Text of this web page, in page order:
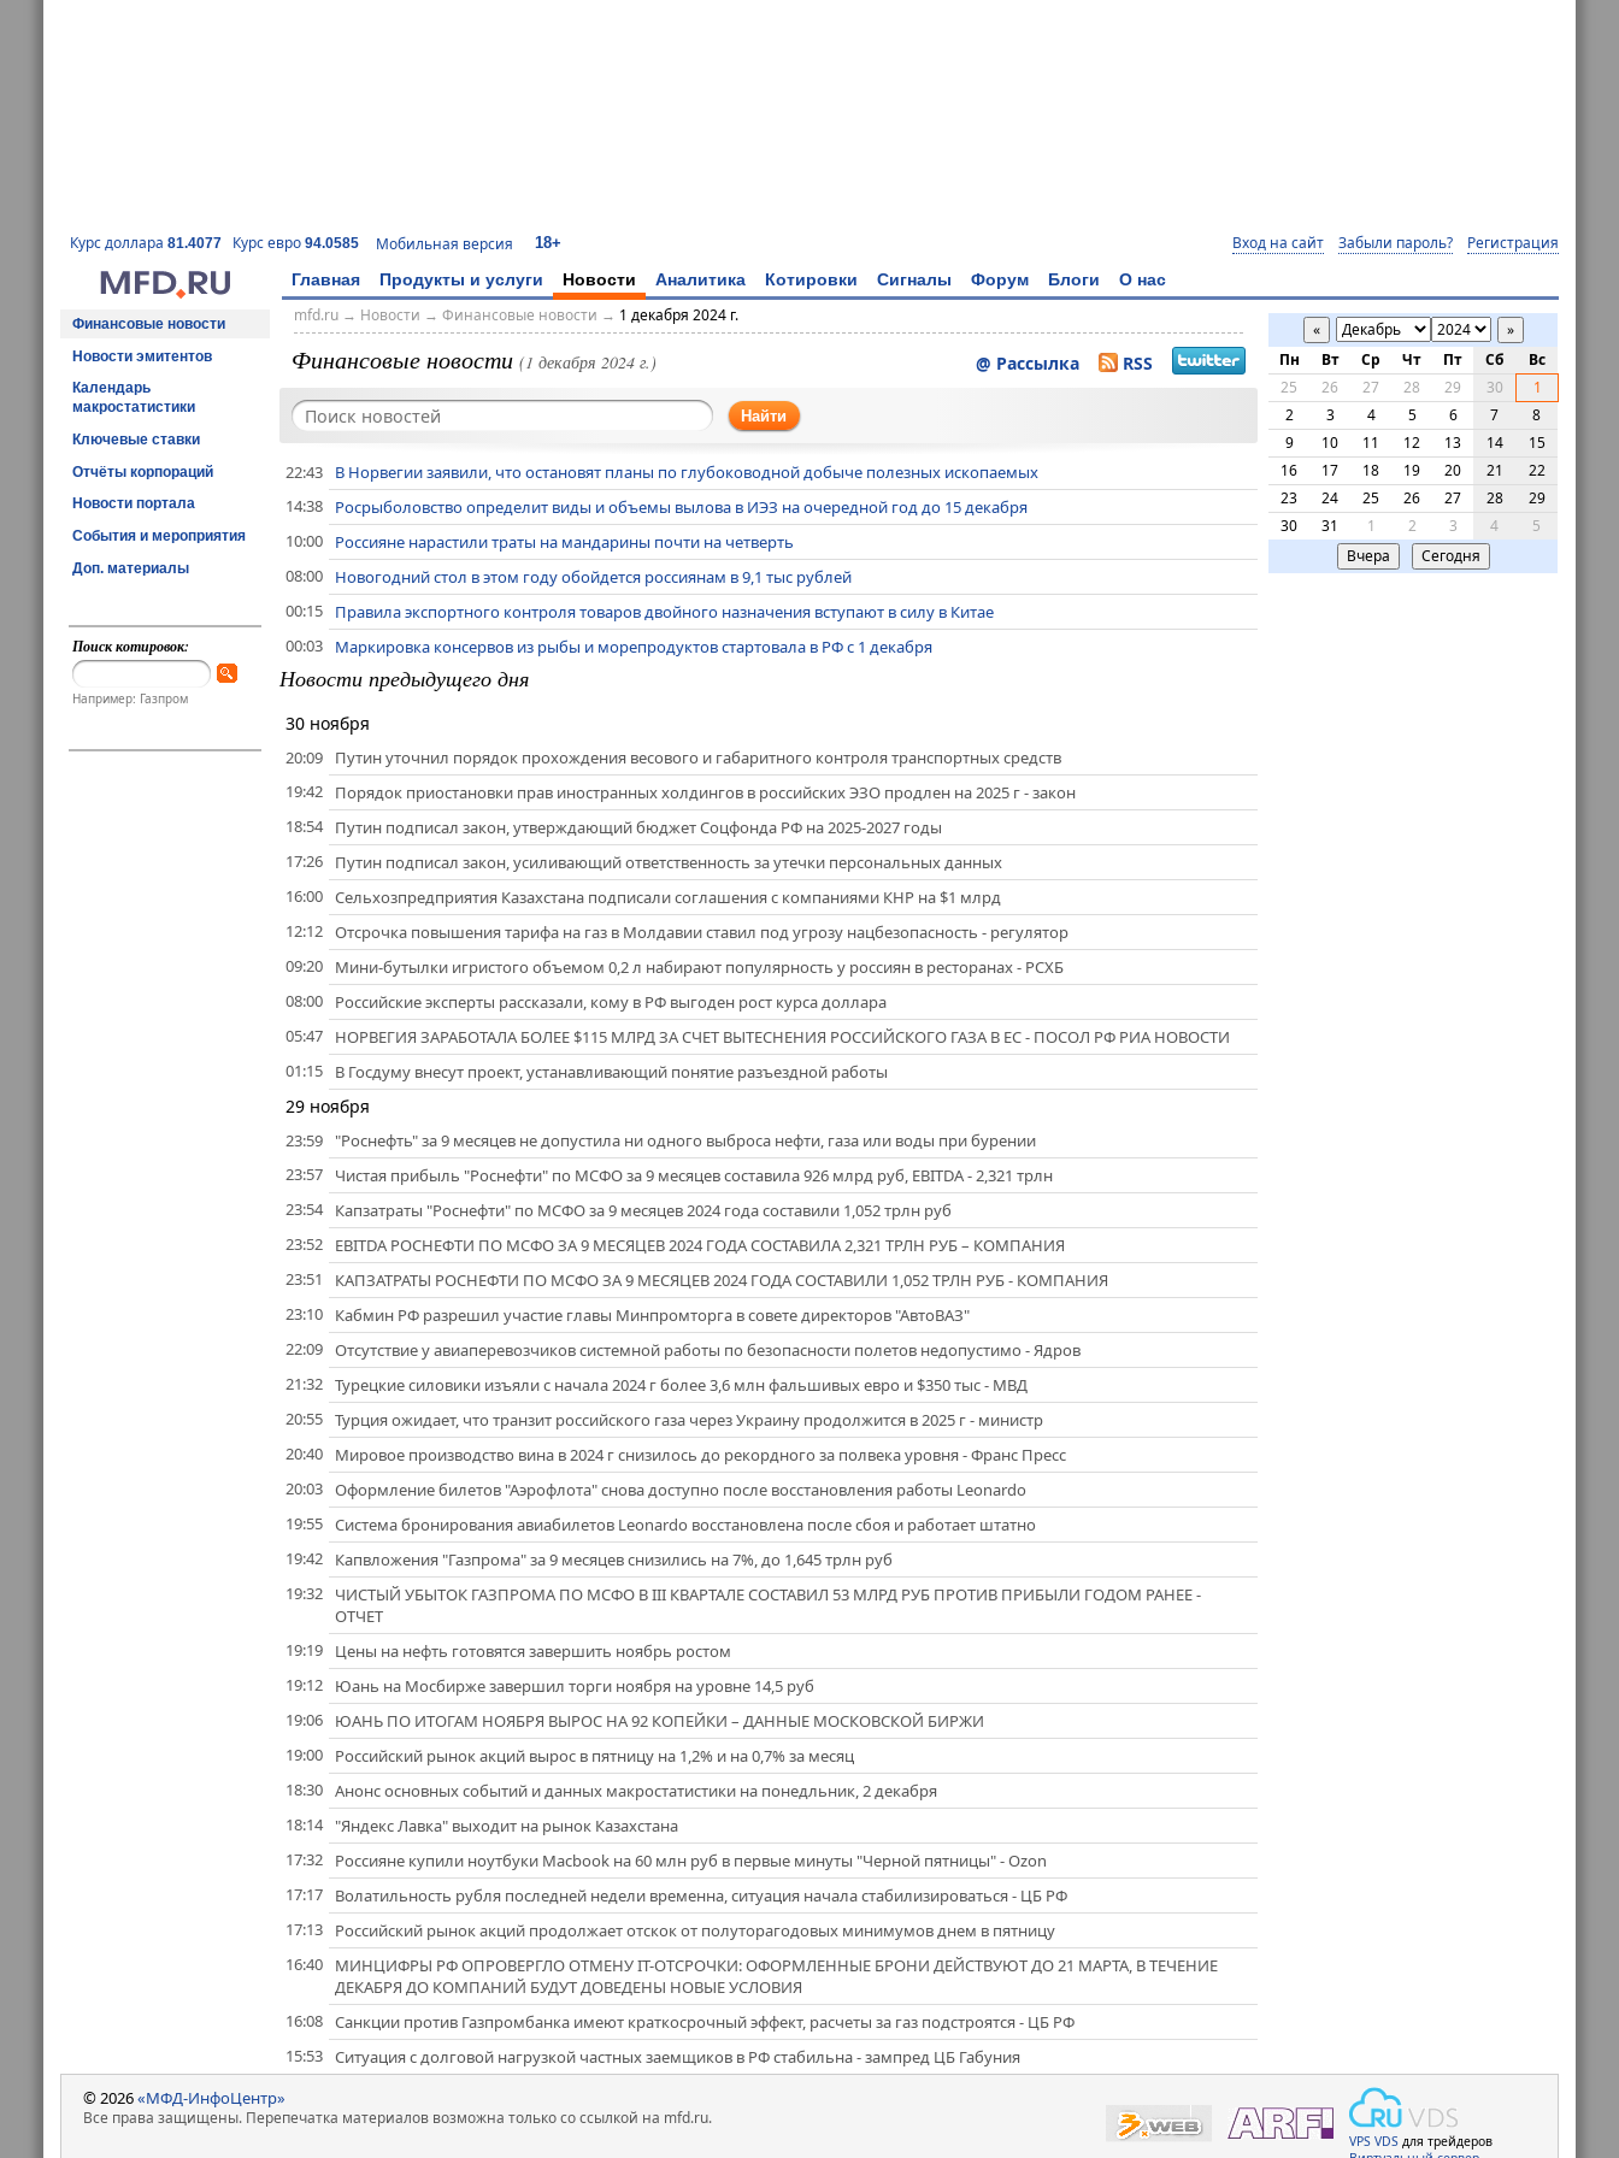
Курс доллара 81.4077 Курс евро 94.0585 Мобильная версия 18+ Вход на сайт Забыли пароль? Регистрация
Главная Продукты и услуги Новости Аналитика Котировки Сигналы Форум Блоги О нас
Финансовые новости
Новости эмитентов
Календарь
макростатистики
Ключевые ставки
Отчёты корпораций
Новости портала
События и мероприятия
Доп. материалы
Поиск котировок:
Например: Газпром
mfd.ru→ Новости → Финансовые новости → 1 декабря 2024 г.
@ Рассылка RSS
Финансовые новости (1 декабря 2024 г.)
Найти
22:43
В Норвегии заявили, что остановят планы по глубоководной добыче полезных ископаемых
14:38
Росрыболовство определит виды и объемы вылова в ИЭЗ на очередной год до 15 декабря
10:00
Россияне нарастили траты на мандарины почти на четверть
08:00
Новогодний стол в этом году обойдется россиянам в 9,1 тыс рублей
00:15
Правила экспортного контроля товаров двойного назначения вступают в силу в Китае
00:03
Маркировка консервов из рыбы и морепродуктов стартовала в РФ с 1 декабря
Новости предыдущего дня
30 ноября
20:09
Путин уточнил порядок прохождения весового и габаритного контроля транспортных средств
19:42
Порядок приостановки прав иностранных холдингов в российских ЭЗО продлен на 2025 г - закон
18:54
Путин подписал закон, утверждающий бюджет Соцфонда РФ на 2025-2027 годы
17:26
Путин подписал закон, усиливающий ответственность за утечки персональных данных
16:00 Сельхозпредприятия Казахстана подписали соглашения с компаниями КНР на $1 млрд
12:12 Отсрочка повышения тарифа на газ в Молдавии ставил под угрозу нацбезопасность - регулятор
09:20
Мини-бутылки игристого объемом 0,2 л набирают популярность у россиян в ресторанах - РСХБ
08:00
Российские эксперты рассказали, кому в РФ выгоден рост курса доллара
05:47
НОРВЕГИЯ ЗАРАБОТАЛА БОЛЕЕ $115 МЛРД ЗА СЧЕТ ВЫТЕСНЕНИЯ РОССИЙСКОГО ГАЗА В ЕС - ПОСОЛ РФ РИА НОВОСТИ
01:15
В Госдуму внесут проект, устанавливающий понятие разъездной работы
29 ноября
23:59
"Роснефть" за 9 месяцев не допустила ни одного выброса нефти, газа или воды при бурении
23:57
Чистая прибыль "Роснефти" по МСФО за 9 месяцев составила 926 млрд руб, EBITDA - 2,321 трлн
23:54
Капзатраты "Роснефти" по МСФО за 9 месяцев 2024 года составили 1,052 трлн руб
23:52
EBITDA РОСНЕФТИ ПО МСФО ЗА 9 МЕСЯЦЕВ 2024 ГОДА СОСТАВИЛА 2,321 ТРЛН РУБ – КОМПАНИЯ
23:51
КАПЗАТРАТЫ РОСНЕФТИ ПО МСФО ЗА 9 МЕСЯЦЕВ 2024 ГОДА СОСТАВИЛИ 1,052 ТРЛН РУБ - КОМПАНИЯ
23:10
Кабмин РФ разрешил участие главы Минпромторга в совете директоров "АвтоВАЗ"
22:09 Отсутствие у авиаперевозчиков системной работы по безопасности полетов недопустимо - Ядров
21:32 Турецкие силовики изъяли с начала 2024 г более 3,6 млн фальшивых евро и $350 тыс - МВД
20:55 Турция ожидает, что транзит российского газа через Украину продолжится в 2025 г - министр
20:40
Мировое производство вина в 2024 г снизилось до рекордного за полвека уровня - Франс Пресс
20:03 Оформление билетов "Аэрофлота" снова доступно после восстановления работы Leonardo
19:55 Система бронирования авиабилетов Leonardo восстановлена после сбоя и работает штатно
19:42
Капвложения "Газпрома" за 9 месяцев снизились на 7%, до 1,645 трлн руб
19:32
ЧИСТЫЙ УБЫТОК ГАЗПРОМА ПО МСФО В III КВАРТАЛЕ СОСТАВИЛ 53 МЛРД РУБ ПРОТИВ ПРИБЫЛИ ГОДОМ РАНЕЕ -
ОТЧЕТ
19:19
Цены на нефть готовятся завершить ноябрь ростом
19:12
Юань на Мосбирже завершил торги ноября на уровне 14,5 руб
19:06
ЮАНЬ ПО ИТОГАМ НОЯБРЯ ВЫРОС НА 92 КОПЕЙКИ – ДАННЫЕ МОСКОВСКОЙ БИРЖИ
19:00
Российский рынок акций вырос в пятницу на 1,2% и на 0,7% за месяц
18:30 Анонс основных событий и данных макростатистики на понедльник, 2 декабря
18:14
"Яндекс Лавка" выходит на рынок Казахстана
17:32
Россияне купили ноутбуки Macbook на 60 млн руб в первые минуты "Черной пятницы" - Ozon
17:17
Волатильность рубля последней недели временна, ситуация начала стабилизироваться - ЦБ РФ
17:13
Российский рынок акций продолжает отскок от полуторагодовых минимумов днем в пятницу
16:40
МИНЦИФРЫ РФ ОПРОВЕРГЛО ОТМЕНУ IT-ОТСРОЧКИ: ОФОРМЛЕННЫЕ БРОНИ ДЕЙСТВУЮТ ДО 21 МАРТА, В ТЕЧЕНИЕ
ДЕКАБРЯ ДО КОМПАНИЙ БУДУТ ДОВЕДЕНЫ НОВЫЕ УСЛОВИЯ
16:08 Санкции против Газпромбанка имеют краткосрочный эффект, расчеты за газ подстроятся - ЦБ РФ
15:53 Ситуация с долговой нагрузкой частных заемщиков в РФ стабильна - зампред ЦБ Габуния
«
»
Пн
Вт Ср Чт Пт Сб
Вс
25
26 27 28 29 30
1
2
3 4 5 6 7
8
9
10 11 12 13 14
15
16
17 18 19 20 21
22
23
24 25 26 27 28
29
30
31 1 2 3 4
5
Вчера
Сегодня
© 2026«МФД-ИнфоЦентр»
Все права защищены. Перепечатка материалов возможна только со ссылкой на mfd.ru.
VPS VDS для трейдеров